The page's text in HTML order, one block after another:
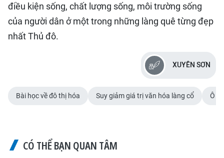
điều kiện sống, chất lượng sống, môi trường sống
của người dân ở một trong những làng quê từng đẹp
nhất Thủ đô.
XUYÊN SƠN
Bài học về đô thị hóa Suy giảm giá trị văn hóa làng cổ Ô
CÓ THỂ BẠN QUAN TÂM